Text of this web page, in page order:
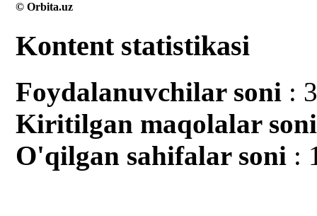
© Orbita.uz
Kontent statistikasi
Foydalanuvchilar soni :
Kiritilgan mаqolalar soni
O'qilgan sahifalar soni :